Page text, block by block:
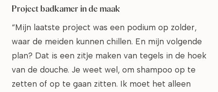
Project badkamer in de maak
“Mijn laatste project was een podium op zolder,
waar de meiden kunnen chillen. En mijn volgende
plan? Dat is een zitje maken van tegels in de hoek
van de douche. Je weet wel, om shampoo op te
zetten of op te gaan zitten. Ik moet het alleen